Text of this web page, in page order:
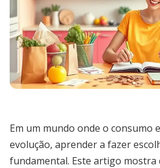
Em um mundo onde o consumo
evolução, aprender a fazer
fundamental. Este artigo